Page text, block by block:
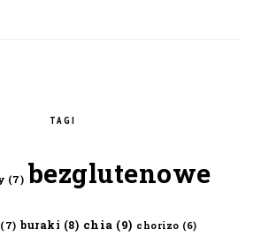
TAGI
(7) bezglutenowe
(7) buraki (8) chia (9) chorizo (6)